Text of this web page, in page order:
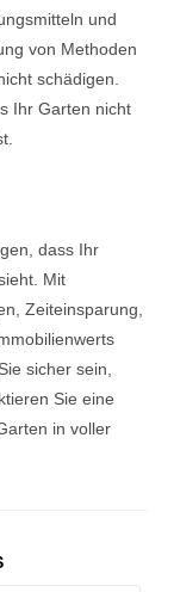
und
von Methoden
schädigen.
Ihr Garten nicht
dass Ihr
Mit
Zeiteinsparung,
sicher sein,
Sie eine
in voller